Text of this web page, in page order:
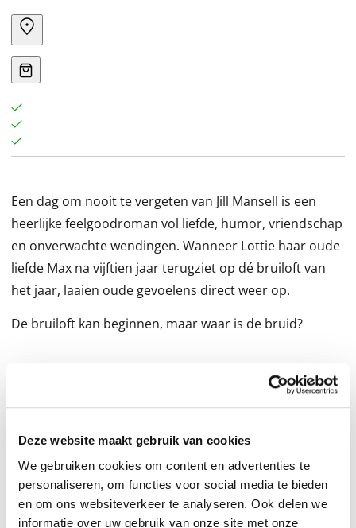
Deze website maakt gebruik van cookies
We gebruiken cookies om content en advertenties te
personaliseren, om functies voor social media te bieden
en om ons websiteverkeer te analyseren. Ook delen we
informatie over uw gebruik van onze site met onze
Een dag om nooit te vergeten van Jill Mansell is een
heerlijke feelgoodroman vol liefde, humor, vriendschap
en onverwachte wendingen. Wanneer Lottie haar oude
liefde Max na vijftien jaar terugziet op dé bruiloft van
het jaar, laaien oude gevoelens direct weer op.
De bruiloft kan beginnen, maar waar is de bruid?
Lottie is te gast op dé bruiloft van het jaar, een dag om
nooit te vergeten. Daar ziet ze Max voor het eerst in
vijftien jaar. Hun laatste kus was de beste uit Lotties
leven. Ze stonden aan de vooravond van een prachtig
liefdesverhaal. Toen gebeurde er iets schokkends dat
hen uit elkaar dreef. Nu is hij hier, natuurlijk knap als
altijd, en hij plaagt Lottie weer als vanouds - en die
tintelende elektrische aantrekkingskracht is meteen